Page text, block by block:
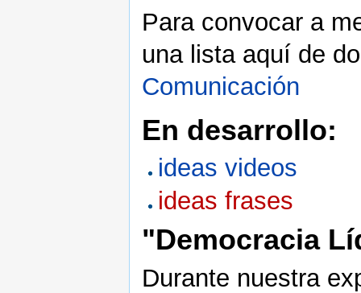
Para convocar a
una lista aquí de
Comunicación
En desarrollo:
ideas videos
ideas frases
"Democracia
Durante nuestra